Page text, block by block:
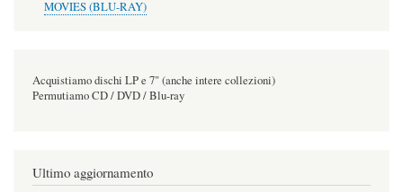
MOVIES (BLU-RAY)
Acquistiamo dischi LP e 7" (anche intere collezioni)
Permutiamo CD / DVD / Blu-ray
Ultimo aggiornamento